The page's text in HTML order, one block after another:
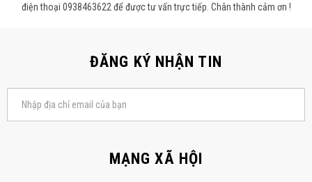
điện thoại 0938463622 để được tư vấn trực tiếp. Chân thành cảm ơn !
ĐĂNG KÝ NHẬN TIN
MẠNG XÃ HỘI